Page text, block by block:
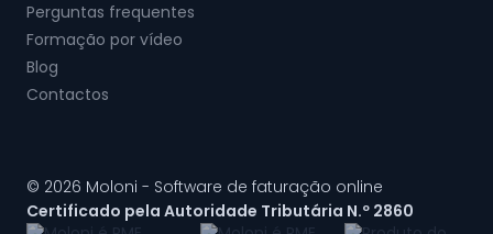
Perguntas frequentes
Formação por vídeo
Blog
Contactos
© 2026 Moloni - Software de faturação online
Certificado pela Autoridade Tributária N.º 2860